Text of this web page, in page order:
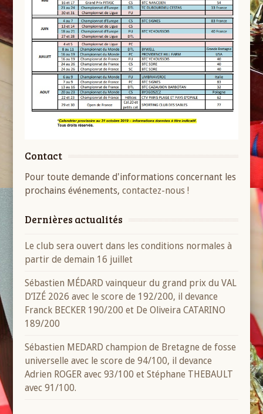
Contact
Pour toute demande d'informations concernant les
prochains événements,contactez-nous !
Dernières actualités
Le club sera ouvert dans les conditions normales à
partir de demain 16 juillet
Sébastien MÉDARD vainqueur du grand prix du VAL
D’IZÉ 2026 avec le score de 192/200, il devance
Franck BECKER 190/200 et De Oliveira CATARINO
189/200
Sébastien MEDARD champion de Bretagne de fosse
universelle avec le score de 94/100, il devance
Adrien ROGER avec 93/100 et Stéphane THEBAULT
avec 91/100.